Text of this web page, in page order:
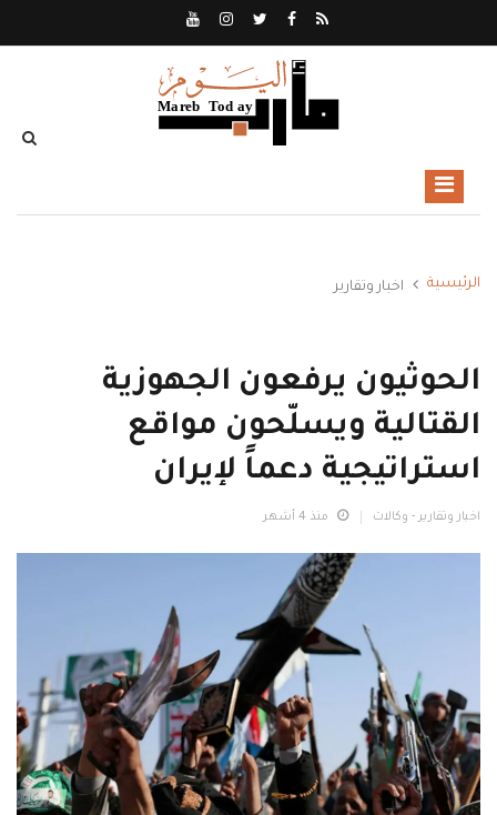
الرئيسية اخبار وتقارير
الحوثيون يرفعون الجهوزية
القتالية ويسلّحون مواقع
استراتيجية دعماً لإيران
اخبار وتقارير - وكالات منذ 4 أشهر